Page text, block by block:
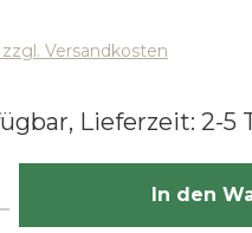
Versandkosten
Lieferzeit: 2-5
den gewünschten Wert
In den